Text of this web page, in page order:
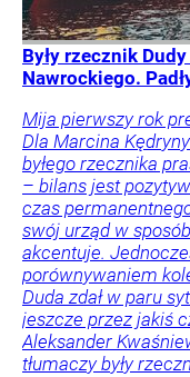
Były rzecznik
Nawrockiego.
Mija pierwszy rok
Dla Marcina
byłego rzecznika
– bilans jest
czas
swój urząd w
akcentuje.
porównywaniem
Duda zdał w paru
jeszcze przez jakiś
Aleksander
tłumaczy były